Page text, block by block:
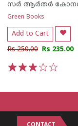
Green Books
Add to Cart
Rs 250.00 Rs 235.00